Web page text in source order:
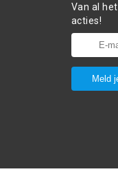
Van al
acties!